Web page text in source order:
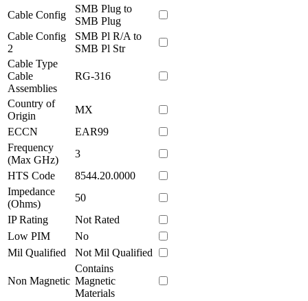
Cable Config
SMB Plug to
SMB Plug
Cable Config
2
SMB Pl R/A to
SMB Pl Str
Cable Type
Cable
Assemblies
RG-316
Country of
Origin
MX
ECCN
EAR99
Frequency
(Max GHz)
3
HTS Code
8544.20.0000
Impedance
(Ohms)
50
IP Rating
Not Rated
Low PIM
No
Mil Qualified
Not Mil Qualified
Non Magnetic
Contains
Magnetic
Materials